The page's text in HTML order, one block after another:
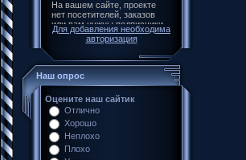
Для добавления необходима
авторизация
Наш опрос
Оцените наш сайтик
Отлично
Хорошо
Неплохо
Плохо